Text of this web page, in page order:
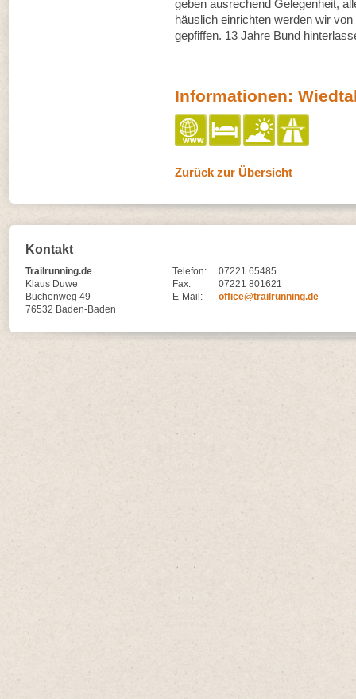
geben ausrechend Gelegenheit,
häuslich einrichten werden wir
gepfiffen. 13 Jahre Bund
Informationen:
Zurück zur Übersicht
Kontakt
Trailrunning.de
Klaus Duwe
Buchenweg 49
76532 Baden-Baden
Telefon:
07221 65485
Fax:
07221 801621
E-Mail:
office@trailrunning.de